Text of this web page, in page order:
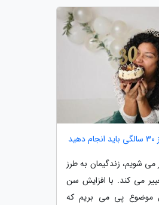
می شویم، زندگیمان به طرز
می کند. با افزایش سن
موضوع پی می بریم که